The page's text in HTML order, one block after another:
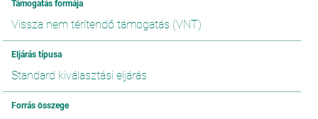
Támogatás formája
Vissza nem térítendő támogatás (VNT)
Eljárás típusa
Standard kiválasztási eljárás
Forrás összege